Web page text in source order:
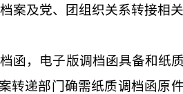
案及党、团组织关系转接相
函，电子版调档函具备和纸
转递部门确需纸质调档函原